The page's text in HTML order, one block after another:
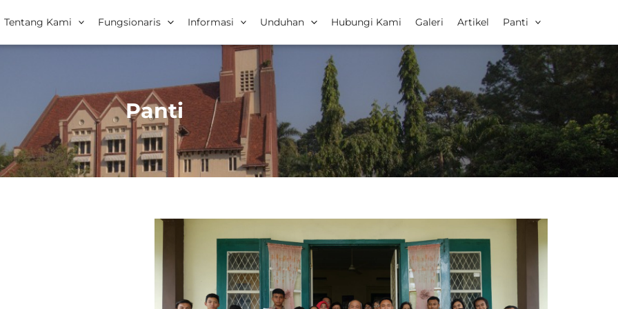
Tentang Kami Fungsionaris Informasi Unduhan Hubungi Kami Galeri Artikel Panti
Panti